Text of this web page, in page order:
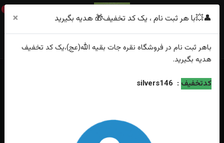
0
خانه
فهرست محصولات
انگشترنقره عقیق یمنی سوسنی اصل طرح قلم زنی رکاب فیلی چنگی
👤💥با هر ثبت نام ، یک کد تخفیف🎁 هدیه بگیرید ×
باهر ثبت نام در فروشگاه نقره جات بقیه الله(عج)،یک کد تخفیف
هدیه بگیرید.
کدتخفیف :
silvers146